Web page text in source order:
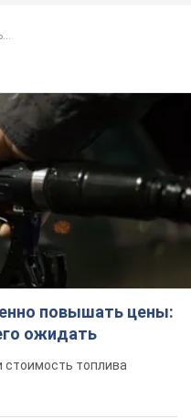
повышать цены:
ожидать
стоимость топлива